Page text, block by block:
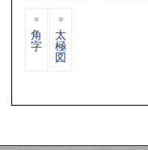
角
字
太
極
図